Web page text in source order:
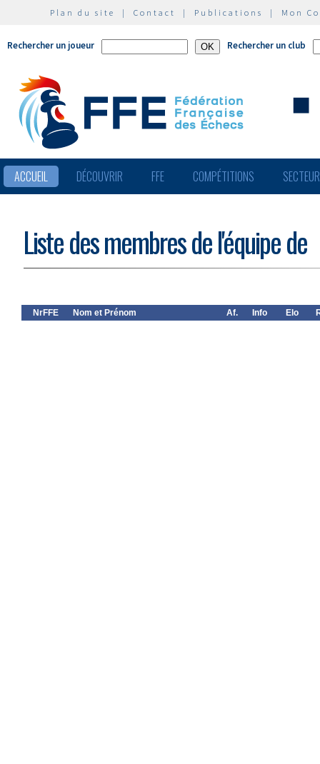
Plan du site | Contact | Publications | Mon
Rechercher un joueur Rechercher un club
ACCUEIL DÉCOUVRIR FFE COMPÉTITIONS
Liste des membres de l'équipe de
NrFFE Nom et Prénom Af. Info Elo